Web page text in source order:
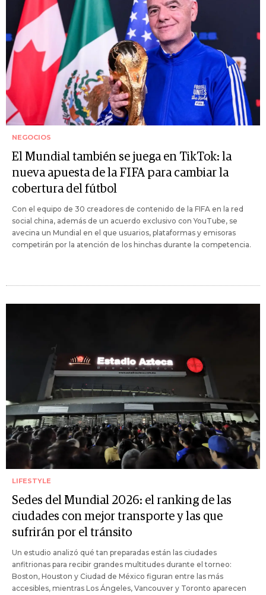
NEGOCIOS
El Mundial también se juega en TikTok: la
nueva apuesta de la FIFA para cambiar la
cobertura del fútbol
Con el equipo de 30 creadores de contenido de la FIFA en la red
social china, además de un acuerdo exclusivo con YouTube, se
avecina un Mundial en el que usuarios, plataformas y emisoras
competirán por la atención de los hinchas durante la competencia.
LIFESTYLE
Sedes del Mundial 2026: el ranking de las
ciudades con mejor transporte y las que
sufrirán por el tránsito
Un estudio analizó qué tan preparadas están las ciudades
anfitrionas para recibir grandes multitudes durante el torneo:
Boston, Houston y Ciudad de México figuran entre las más
accesibles, mientras Los Ángeles, Vancouver y Toronto aparecen